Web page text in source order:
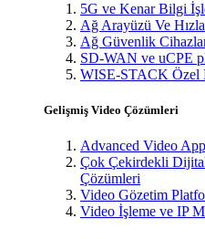
5G ve Kenar Bilgi
Ağ Arayüzü Ve
Ağ Güvenlik
SD-WAN ve uCPE
WISE-STACK Özel
Gelişmiş Video Çözümleri
Advanced Video
Çok Çekirdekli
Çözümleri
Video Gözetim
Video İşleme ve IP